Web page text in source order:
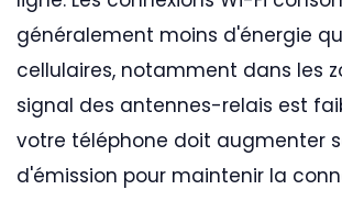
généralement moins d'énergie
cellulaires, notamment dans les
signal des antennes-relais est
votre téléphone doit augmenter
d'émission pour maintenir la